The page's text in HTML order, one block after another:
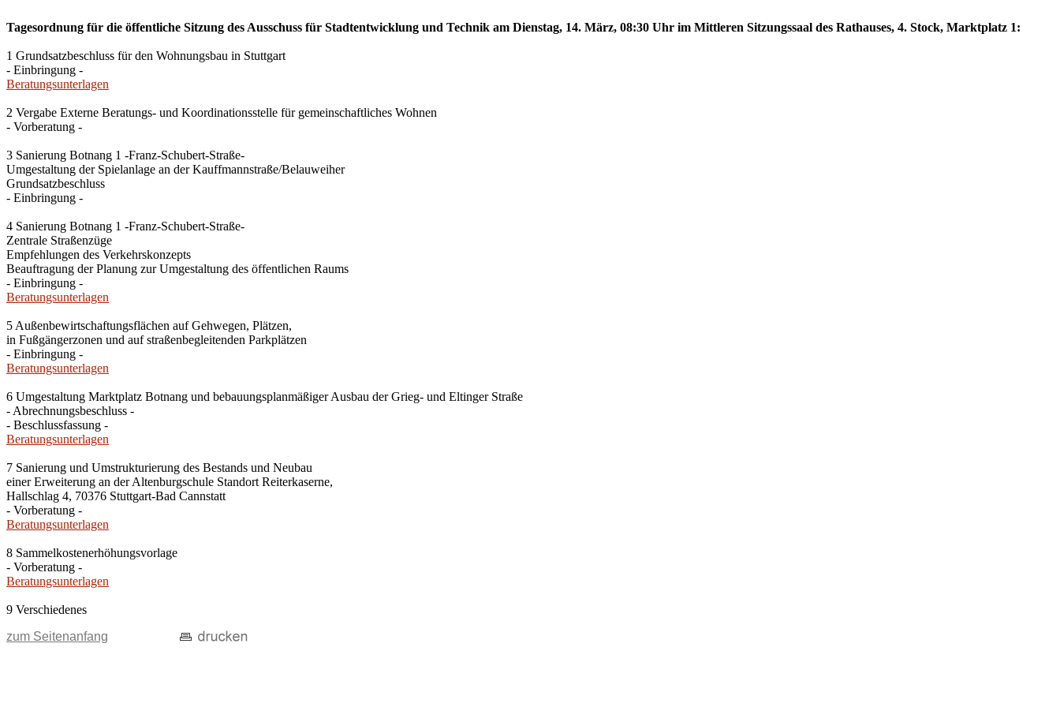
Tagesordnung für die öffentliche Sitzung des Ausschuss für Stadtentwicklung und Technik am Dienstag, 14. März, 08:30 Uhr im Mittleren Sitzungssaal des Rathauses, 4. Stock, Marktplatz 1:
1 Grundsatzbeschluss für den Wohnungsbau in Stuttgart
- Einbringung -
Beratungsunterlagen
2 Vergabe Externe Beratungs- und Koordinationsstelle für gemeinschaftliches Wohnen
- Vorberatung -
3 Sanierung Botnang 1 -Franz-Schubert-Straße-
Umgestaltung der Spielanlage an der Kauffmannstraße/Belauweiher
Grundsatzbeschluss
- Einbringung -
4 Sanierung Botnang 1 -Franz-Schubert-Straße-
Zentrale Straßenzüge
Empfehlungen des Verkehrskonzepts
Beauftragung der Planung zur Umgestaltung des öffentlichen Raums
- Einbringung -
Beratungsunterlagen
5 Außenbewirtschaftungsflächen auf Gehwegen, Plätzen,
in Fußgängerzonen und auf straßenbegleitenden Parkplätzen
- Einbringung -
Beratungsunterlagen
6 Umgestaltung Marktplatz Botnang und bebauungsplanmäßiger Ausbau der Grieg- und Eltinger Straße
- Abrechnungsbeschluss -
- Beschlussfassung -
Beratungsunterlagen
7 Sanierung und Umstrukturierung des Bestands und Neubau
einer Erweiterung an der Altenburgschule Standort Reiterkaserne,
Hallschlag 4, 70376 Stuttgart-Bad Cannstatt
- Vorberatung -
Beratungsunterlagen
8 Sammelkostenerhöhungsvorlage
- Vorberatung -
Beratungsunterlagen
9 Verschiedenes
zum Seitenanfang